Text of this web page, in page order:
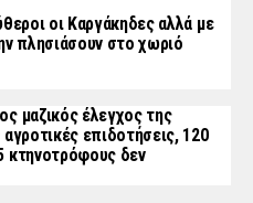
οι Καργάκηδες αλλά με
πλησιάσουν στο χωριό
μαζικός έλεγχος της
επιδοτήσεις, 120
κτηνοτρόφους δεν